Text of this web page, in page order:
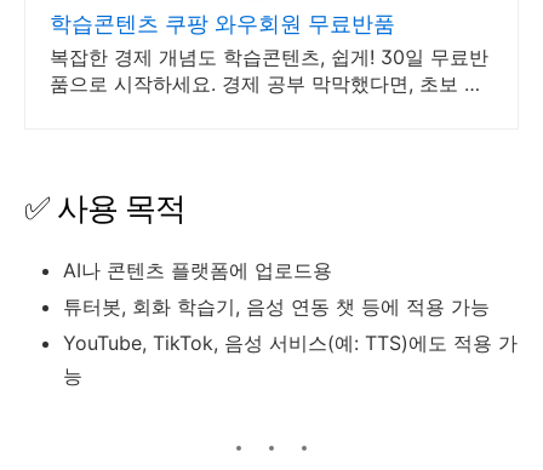
학습콘텐츠 쿠팡 와우회원 무료반품
복잡한 경제 개념도 학습콘텐츠, 쉽게! 30일 무료반
품으로 시작하세요. 경제 공부 막막했다면, 초보 눈
✅ 사용 목적
AI나 콘텐츠 플랫폼에 업로드용
튜터봇, 회화 학습기, 음성 연동 챗 등에 적용 가능
YouTube, TikTok, 음성 서비스(예: TTS)에도 적용 가
능